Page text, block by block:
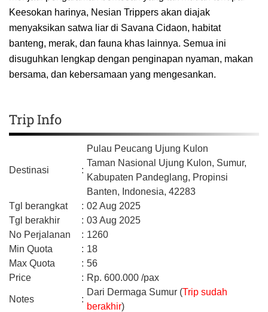
Keesokan harinya, Nesian Trippers akan diajak
menyaksikan satwa liar di Savana Cidaon, habitat
banteng, merak, dan fauna khas lainnya. Semua ini
disuguhkan lengkap dengan penginapan nyaman, makan
bersama, dan kebersamaan yang mengesankan.
Trip Info
Destinasi :
Pulau Peucang Ujung Kulon
Taman Nasional Ujung Kulon, Sumur,
Kabupaten Pandeglang, Propinsi
Banten, Indonesia, 42283
Tgl berangkat
: 02 Aug 2025
Tgl berakhir
: 03 Aug 2025
No Perjalanan
: 1260
Min Quota
: 18
Max Quota
: 56
Price
: Rp. 600.000 /pax
Notes :
Dari Dermaga Sumur (Trip sudah
berakhir)